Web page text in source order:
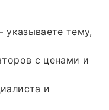
указываете тему,
с ценами и
и